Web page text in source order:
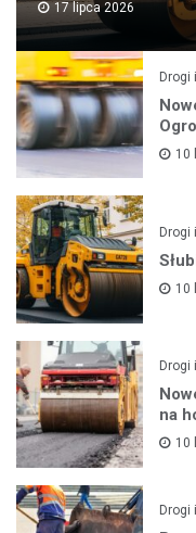
17 lipca 2026
Drogi
10
Drogi
10
Drogi
na
10
Drogi